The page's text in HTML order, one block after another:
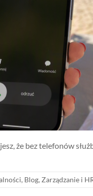
że bez telefonów
, Blog, Zarządzanie i